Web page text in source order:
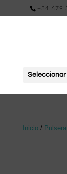
+34 679
Seleccionar
Inicio/